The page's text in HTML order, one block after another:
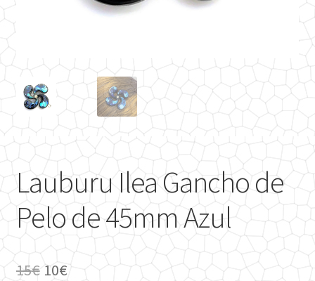
Lauburu Ilea Gancho de
Pelo de 45mm Azul
15€ El
10€El